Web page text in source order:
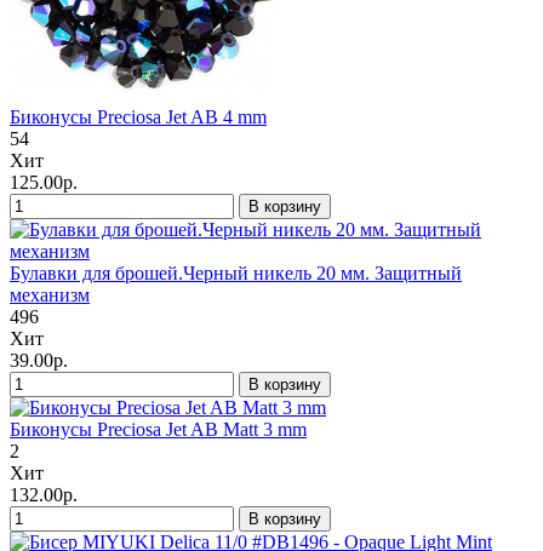
Биконусы Preciosa Jet AB 4 mm
54
Хит
125.00р.
В корзину
Булавки для брошей.Черный никель 20 мм. Защитный
механизм
496
Хит
39.00р.
В корзину
Биконусы Preciosa Jet AB Matt 3 mm
2
Хит
132.00р.
В корзину